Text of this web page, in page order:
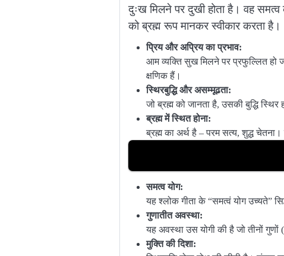
दुःख मिलने पर दुखी होता है। वह समत्व
को ब्रह्म रूप मानकर स्वीकार करता है।
प्रिय और अप्रिय का प्रभाव:
आम व्यक्ति सुख मिलने पर प्रफुल्लित हो
क्षणिक हैं।
स्थिरबुद्धि और असम्मूढता:
जो ब्रह्म को जानता है, उसकी बुद्धि स्थिर
ब्रह्म में स्थित होना:
ब्रह्म का अर्थ है – परम सत्य, शुद्ध चेतना।
समत्व योग:
यह श्लोक गीता के “समत्वं योग उच्यते”
गुणातीत अवस्था:
यह अवस्था उस योगी की है जो तीनों
मुक्ति की दिशा: